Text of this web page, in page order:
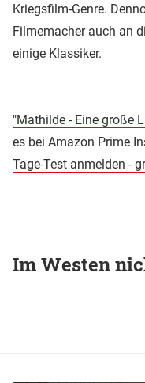
Kriegsfilm-Genre.
Filmemacher auch an
einige Klassiker.
"Mathilde - Eine große
es bei Amazon Prime
Tage-Test anmelden -
Im Westen